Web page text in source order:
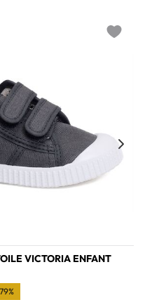
VICTORIA ENFANT